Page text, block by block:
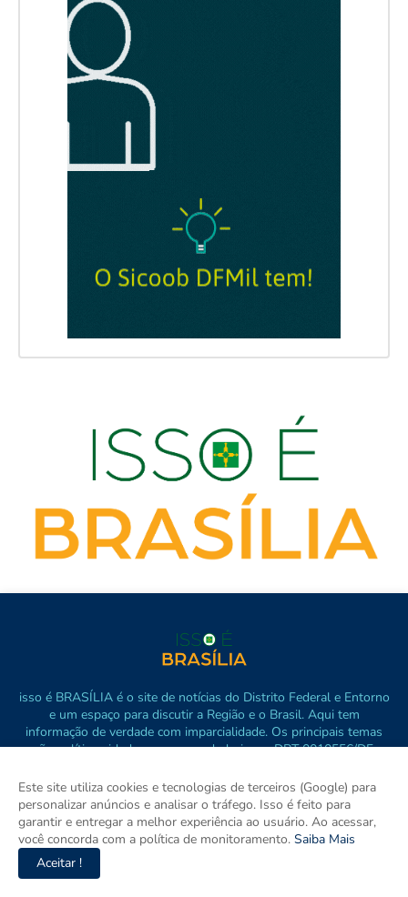
isso é BRASÍLIA é o site de notícias do Distrito Federal e Entorno
e um espaço para discutir a Região e o Brasil. Aqui tem
informação de verdade com imparcialidade. Os principais temas
são política, cidades e empreendedorismo. DRT 0010556/DF.
Este site utiliza cookies e tecnologias de terceiros (Google) para
personalizar anúncios e analisar o tráfego. Isso é feito para
garantir e entregar a melhor experiência ao usuário. Ao acessar,
você concorda com a política de monitoramento. Saiba Mais
Aceitar !